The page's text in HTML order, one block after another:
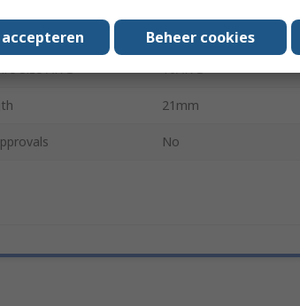
Size AWG 22AWG
Size AWG 16AWG
21mm
No
Beheer cookies